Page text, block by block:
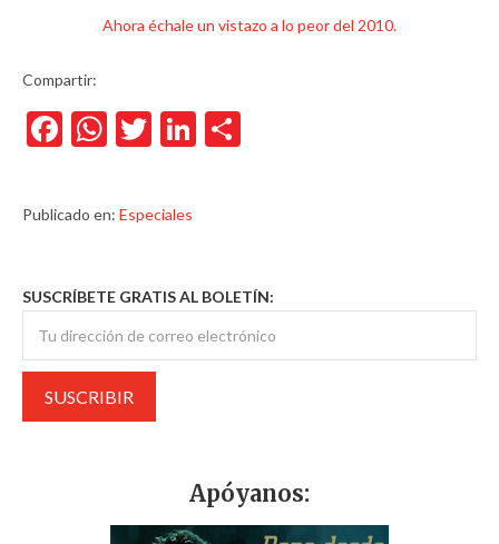
Ahora échale un vistazo a lo peor del 2010.
Compartir:
Facebook
WhatsApp
TwitterLinkedIn
Publicado en: Especiales
SUSCRÍBETE GRATIS AL BOLETÍN:
Apóyanos: